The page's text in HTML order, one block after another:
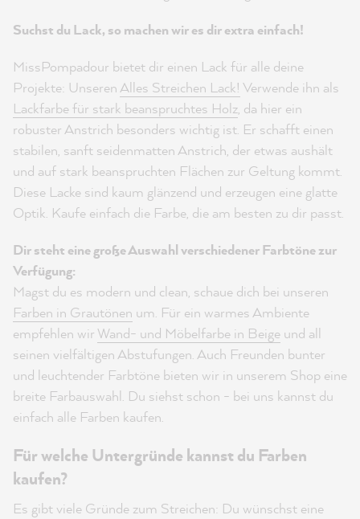
Suchst du Lack, so machen wir es dir extra einfach!
MissPompadour bietet dir einen Lack für alle deine
Projekte: UnserenAlles Streichen Lack! Verwende ihn als
Lackfarbe für stark beanspruchtes Holz, da hier ein
robuster Anstrich besonders wichtig ist. Er schafft einen
stabilen, sanft seidenmatten Anstrich, der etwas aushält
und auf stark beanspruchten Flächen zur Geltung kommt.
Diese Lacke sind kaum glänzend und erzeugen eine glatte
Optik. Kaufe einfach die Farbe, die am besten zu dir passt.
Dir steht eine große Auswahl verschiedener Farbtöne zur
Verfügung:
Magst du es modern und clean, schaue dich bei unseren
Farben in Grautönen um. Für ein warmes Ambiente
empfehlen wirWand- und Möbelfarbe in Beige und all
seinen vielfältigen Abstufungen. Auch Freunden bunter
und leuchtender Farbtöne bieten wir in unserem Shop eine
breite Farbauswahl. Du siehst schon - bei uns kannst du
einfach alle Farben kaufen.
Für welche Untergründe kannst du Farben
kaufen?
Es gibt viele Gründe zum Streichen: Du wünschst eine